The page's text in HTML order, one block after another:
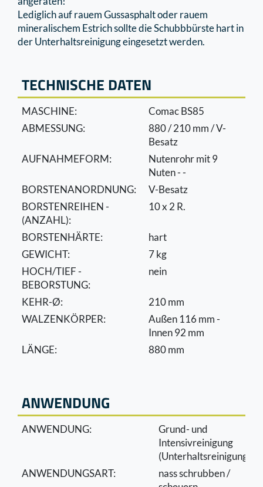
Lediglich auf rauem Gussasphalt oder rauem
mineralischem Estrich sollte die Schubbbürste hart in
der Unterhaltsreinigung eingesetzt werden.
TECHNISCHE DATEN
MASCHINE:
Comac BS85
ABMESSUNG:
880 / 210 mm / V-
Besatz
AUFNAHMEFORM:
Nutenrohr mit 9
Nuten - -
BORSTENANORDNUNG:
V-Besatz
BORSTENREIHEN -
(ANZAHL):
10 x 2 R.
BORSTENHÄRTE:
hart
GEWICHT:
7 kg
HOCH/TIEF -
BEBORSTUNG:
nein
KEHR-Ø:
210 mm
WALZENKÖRPER:
Außen 116 mm -
Innen 92 mm
LÄNGE:
880 mm
ANWENDUNG
ANWENDUNG:
Grund- und
Intensivreinigung
(Unterhaltsreinigung)
ANWENDUNGSART:
nass schrubben /